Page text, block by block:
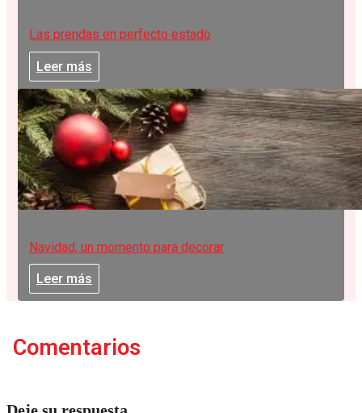
Las prendas en perfecto estado
Leer más
Navidad, un momento para decorar
Leer más
Comentarios